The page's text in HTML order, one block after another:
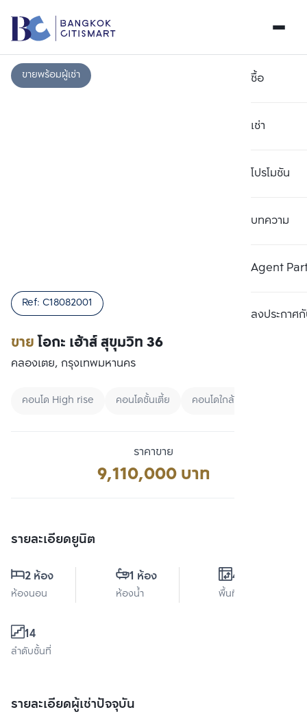
ซื้อ
เช่า
โปรโมชัน
บทความ
Agent
ลงประกาศกั
ขายพร้อมผู้เช่า
ขายโอกะ เฮ้าส์ สุขุมวิท 36
Ref: C18082001
คลองเตย, กรุงเทพมหานคร
คอนโด High rise คอนโดชั้นเตี้ย คอนโดใกล้สวน
ราคาขาย
9,110,000 บาท
รายละเอียดยูนิต
2 ห้อง
ห้องนอน
1 ห้อง
ห้องน้ำ
41 ตร.ม.
พื้นที่ใช้สอย
14
ลำดับชั้นที่
รายละเอียดผู้เช่าปัจจุบัน
เปรียบเทียบ